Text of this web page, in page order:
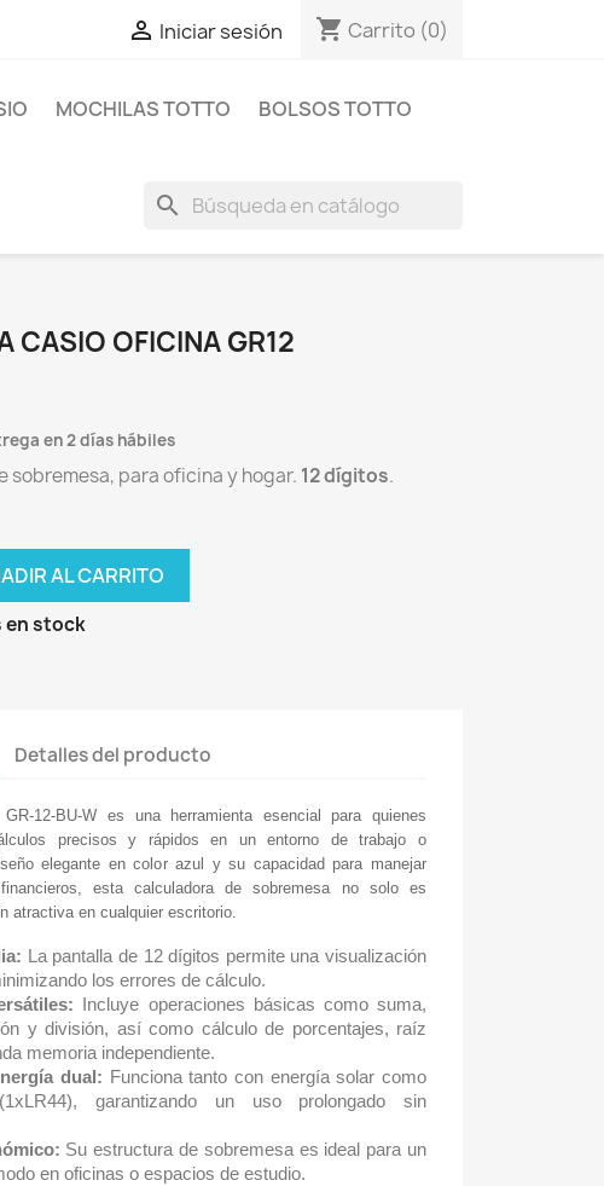
 Iniciar sesión shopping_cart Carrito (0)
MOCHILAS TOTTO
BOLSOS TOTTO
search
CASIO OFICINA GR12
en 2 días hábiles
sobremesa, para oficina y hogar. 12 dígitos.
AL CARRITO
en stock
Detalles del producto
12-BU-W es una herramienta esencial para quienes
precisos y rápidos en un entorno de trabajo o
elegante en color azul y su capacidad para manejar
esta calculadora de sobremesa no solo es
atractiva en cualquier escritorio.
La pantalla de 12 dígitos permite una visualización
los errores de cálculo.
Incluye operaciones básicas como suma,
y división, así como cálculo de porcentajes, raíz
memoria independiente.
dual: Funciona tanto con energía solar como
garantizando un uso prolongado sin
Su estructura de sobremesa es ideal para un
en oficinas o espacios de estudio.